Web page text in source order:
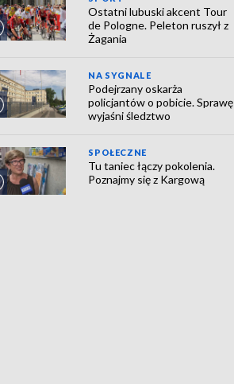
Ostatni lubuski akcent Tour
de Pologne. Peleton ruszył z
Żagania
NA SYGNALE
Podejrzany oskarża
policjantów o pobicie. Sprawę
wyjaśni śledztwo
SPOŁECZNE
Tu taniec łączy pokolenia.
Poznajmy się z Kargową